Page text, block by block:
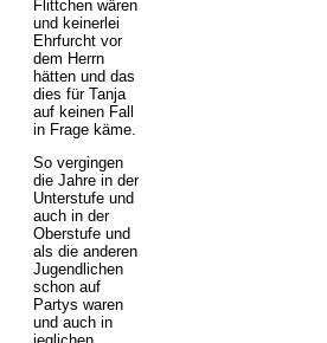
Flittchen wären
und keinerlei
Ehrfurcht vor
dem Herrn
hätten und das
dies für Tanja
auf keinen Fall
in Frage käme.
So vergingen
die Jahre in der
Unterstufe und
auch in der
Oberstufe und
als die anderen
Jugendlichen
schon auf
Partys waren
und auch in